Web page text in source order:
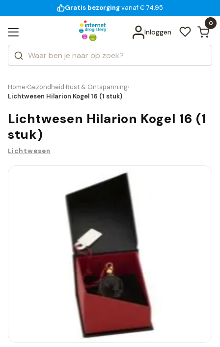
voor 18:00 uur besteld
Gratis bezorging
14 dagen bedenktijd
Inloggen
0
Zoeken
Categorieën
Merken
Bekijk alle resultaten
Home›Gezondheid›Rust & Ontspanning›
Lichtwesen Hilarion Kogel 16 (1 stuk)
Lichtwesen Hilarion Kogel 16 (1
stuk)
Lichtwesen